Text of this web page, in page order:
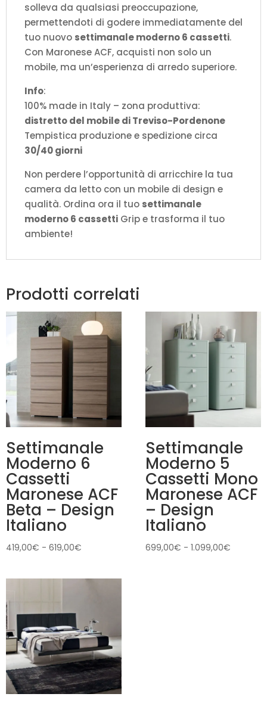
solleva da qualsiasi preoccupazione,
permettendoti di godere immediatamente del
tuo nuovo settimanale moderno 6 cassetti.
Con Maronese ACF, acquisti non solo un
mobile, ma un’esperienza di arredo superiore.
Info:
100% made in Italy – zona produttiva:
distretto del mobile di Treviso-Pordenone
Tempistica produzione e spedizione circa
30/40 giorni
Non perdere l’opportunità di arricchire la tua
camera da letto con un mobile di design e
qualità. Ordina ora il tuo settimanale
moderno 6 cassetti Grip e trasforma il tuo
ambiente!
Prodotti correlati
Settimanale
Moderno 6
Cassetti
Maronese ACF
Beta – Design
Italiano
419,00€ - 619,00€
619,00€
Settimanale
Moderno 5
Cassetti Mono
Maronese ACF
– Design
Italiano
699,00€ - 1.099,00€